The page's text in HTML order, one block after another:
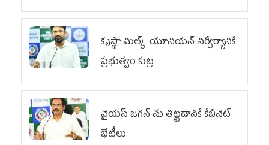
కృష్ణా మిల్క్‌ యూనియన్‌ నిర్వీర్యానికి
ప్రభుత్వం కుట్ర
వైయ‌స్ జగన్‌ ను తిట్టడానికే కేబినెట్‌
భేటీలు